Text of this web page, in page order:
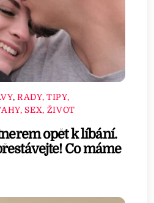
, RADY, TIPY,
SEX, ŽIVOT
opět k líbání.
Co máme